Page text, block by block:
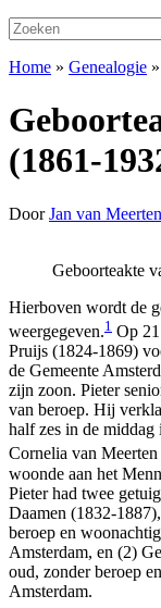
Zoeken
naar:
Home » Genealogie »
(1861-
DoorJan van Meerten
Geboorteakte
Hierboven wordt de
weergegeven.1 Op
Pruijs (1824-1869)
de Gemeente
zijn zoon. Pieter
van beroep. Hij
half zes in de middag
Cornelia van
woonde aan het
Pieter had twee
Daamen (1832-
beroep en
Amsterdam, en (2)
oud, zonder beroep
Amsterdam.